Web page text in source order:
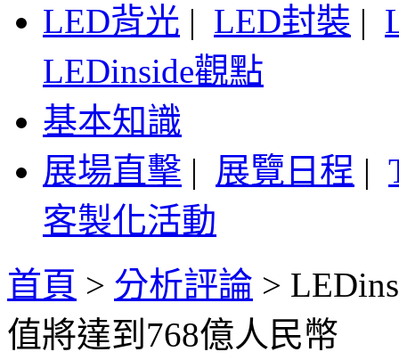
LED背光 | LED封裝 |
LEDinside觀點
基本知識
展場直擊 | 展覽日程 |
客製化活動
首頁 > 分析評論 >
值將達到768億人民幣